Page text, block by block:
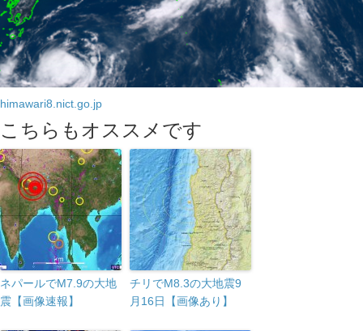
himawari8.nict.go.jp
こちらもオススメです
ネパールでM7.9の大地
震【画像速報】
チリでM8.3の大地震9
月16日【画像あり】